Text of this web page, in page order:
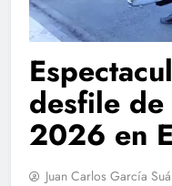
desfile de
2026 en
Juan Carlos García